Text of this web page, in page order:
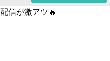
信が激アツ🔥